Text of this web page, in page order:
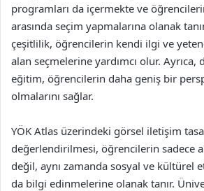
programları da içermekte ve
arasında seçim yapmalarına olanak
çeşitlilik, öğrencilerin kendi ilgi ve
alan seçmelerine yardımcı olur. Ayrıca,
eğitim, öğrencilerin daha geniş bir
olmalarını sağlar.
YÖK Atlas üzerindeki görsel iletişim
değerlendirilmesi, öğrencilerin sadece
değil, aynı zamanda sosyal ve kültürel
da bilgi edinmelerine olanak tanır.